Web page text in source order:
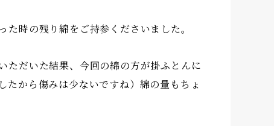
時の残り綿をご持参くださいました。
ただいた結果、今回の綿の方が掛ふとんに
から傷みは少ないですね）綿の量もちょ